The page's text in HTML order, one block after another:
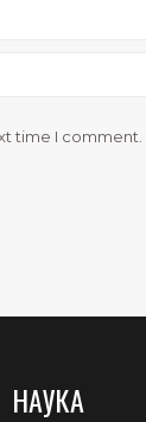
time I comment.
НАУКА